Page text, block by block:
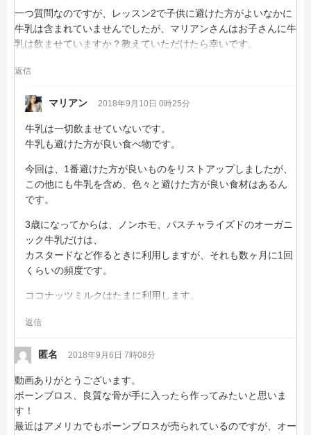
一つ質問なのですが、レッスン2で子供に避けた方がよいなかに
牛乳は含まれていませんでしたが、マリアンさんはお子さんに牛
乳は飲ませていますか？教えていただけたら幸いです。
返信
マリアン 2018年9月10日 0時25分
牛乳は一切飲ませていないです。
牛乳も避けた方が良い食べ物です。
今回は、1番避けた方が良いものをリストアップしましたが、
この他にも牛乳を含め、色々と避けた方が良い食材はあるん
です。
3歳になってからは、ノンホモ、パスチャライズドのオーガニ
ック牛乳だけは、
カスタードなど作るときに利用しますが、それも数ヶ月に1回
くらいの頻度です。
ココナッツミルクはたまに利用します。
返信
匿名 2018年9月6日 7時08分
動画ありがとうございます。
ボーンブロス、良質な骨が手に入ったら作ってみたいと思いま
す！
最近はアメリカでもボーンブロスが売られているのですが、オー